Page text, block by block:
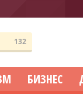
132
БИЗНЕС